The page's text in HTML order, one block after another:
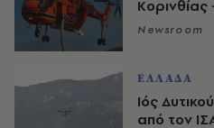
Κορινθίας
Newsroom
ΕΛΛΑΔΑ
Ιός
από τον